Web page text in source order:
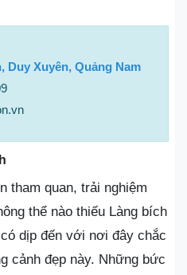
Duy Xuyên, Quảng Nam
tham quan, trải nghiệm
thể nào thiếu Làng bích
dịp đến với nơi đây chắc
cảnh đẹp này. Những bức